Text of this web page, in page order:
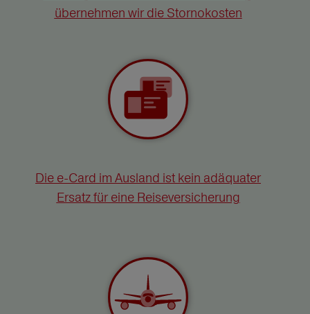
übernehmen wir die Stornokosten
Die e-Card im Ausland ist kein adäquater
Ersatz für eine Reiseversicherung